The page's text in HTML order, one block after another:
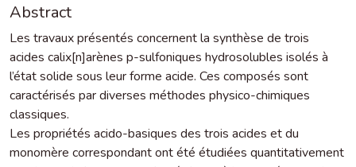
Abstract
Les travaux présentés concernent la synthèse de trois
acides calix[n]arènes p-sulfoniques hydrosolubles isolés à
l’état solide sous leur forme acide. Ces composés sont
caractérisés par diverses méthodes physico-chimiques
classiques.
Les propriétés acido-basiques des trois acides et du
monomère correspondant ont été étudiées quantitativement